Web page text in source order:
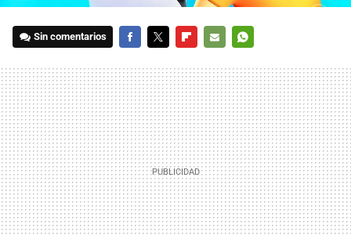
Sin comentarios
MAIL